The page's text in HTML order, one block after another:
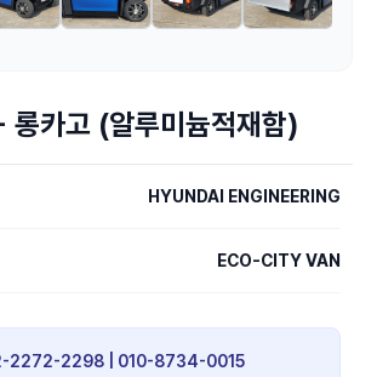
롱카고 (알루미늄적재함)
HYUNDAI ENGINEERING
ECO-CITY VAN
2272-2298 | 010-8734-0015